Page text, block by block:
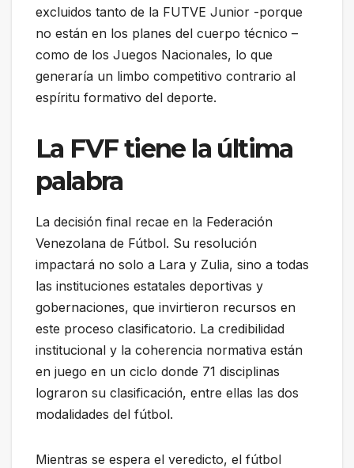
excluidos tanto de la FUTVE Junior -porque
no están en los planes del cuerpo técnico –
como de los Juegos Nacionales, lo que
generaría un limbo competitivo contrario al
espíritu formativo del deporte.
La FVF tiene la última
palabra
La decisión final recae en la Federación
Venezolana de Fútbol. Su resolución
impactará no solo a Lara y Zulia, sino a todas
las instituciones estatales deportivas y
gobernaciones, que invirtieron recursos en
este proceso clasificatorio. La credibilidad
institucional y la coherencia normativa están
en juego en un ciclo donde 71 disciplinas
lograron su clasificación, entre ellas las dos
modalidades del fútbol.
Mientras se espera el veredicto, el fútbol